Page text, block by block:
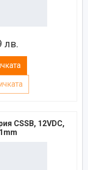
лв.
CSSB, 12VDC,